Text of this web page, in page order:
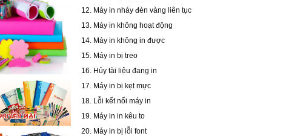
12. Máy in nháy đèn vàng liên tục
13. Máy in không hoạt động
14. Máy in không in được
15. Máy in bị treo
16. Hủy tài liệu đang in
17. Máy in bị kẹt mực
18. Lỗi kết nối máy in
19. Máy in in kêu to
20. Máy in bị lỗi font